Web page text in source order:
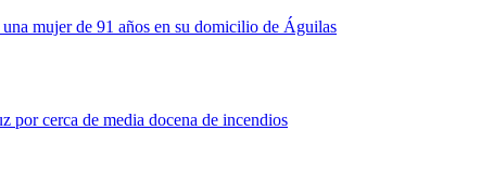
mujer de 91 años en su domicilio de Águilas
por cerca de media docena de incendios